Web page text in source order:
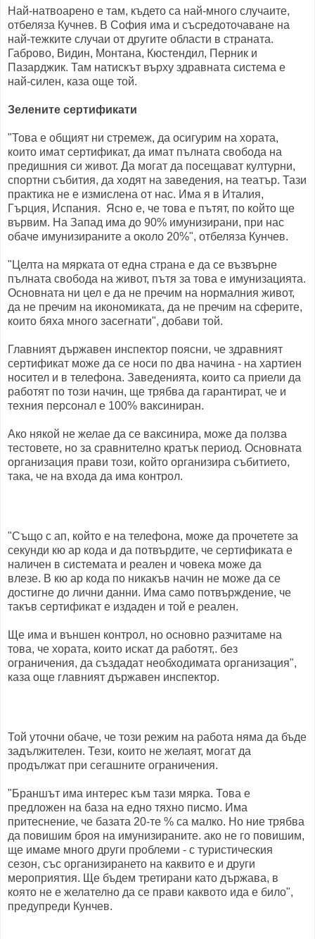
Най-натвоарено е там, където са най-много случаите,
отбеляза Кучнев. В София има и съсредоточаване на
най-тежките случаи от другите области в страната.
Габрово, Видин, Монтана, Кюстендил, Перник и
Пазарджик. Там натискът върху здравната система е
най-силен, каза още той.
Зелените сертификати
"Това е общият ни стремеж, да осигурим на хората,
които имат сертификат, да имат пълната свобода на
предишния си живот. Да могат да посещават културни,
спортни събития, да ходят на заведения, на театър. Тази
практика не е измислена от нас. Има я в Италия,
Гърция, Испания. Ясно е, че това е пътят, по който ще
вървим. На Запад има до 90% имунизирани, при нас
обаче имунизираните а около 20%", отбеляза Кунчев.
"Целта на мярката от една страна е да се възвърне
пълната свобода на живот, пътя за това е имунизацията.
Основната ни цел е да не пречим на нормалния живот,
да не пречим на икономиката, да не пречим на сферите,
които бяха много засегнати", добави той.
Главният държавен инспектор поясни, че здравният
сертификат може да се носи по два начина - на хартиен
носител и в телефона. Заведенията, които са приели да
работят по този начин, ще трябва да гарантират, че и
техния персонал е 100% ваксиниран.
Ако някой не желае да се ваксинира, може да ползва
тестовете, но за сравнително кратък период. Основната
организация прави този, който организира събитието,
така, че на входа да има контрол.
"Също с ап, който е на телефона, може да прочетете за
секунди кю ар кода и да потвърдите, че сертификата е
наличен в системата и реален и човека може да
влезе. В кю ар кода по никакъв начин не може да се
достигне до лични данни. Има само потвърждение, че
такъв сертификат е издаден и той е реален.
Ще има и външен контрол, но основно разчитаме на
това, че хората, които искат да работят,. без
ограничения, да създадат необходимата организация",
каза още главният държавен инспектор.
Той уточни обаче, че този режим на работа няма да бъде
задължителен. Тези, които не желаят, могат да
продължат при сегашните ограничения.
"Браншът има интерес към тази мярка. Това е
предложен на база на едно тяхно писмо. Има
притеснение, че базата 20-те % са малко. Но ние трябва
да повишим броя на имунизираните. ако не го повишим,
ще имаме много други проблеми - с туристическия
сезон, със организирането на каквито е и други
мероприятия. Ще бъдем третирани като държава, в
която не е желателно да се прави каквото ида е било",
предупреди Кунчев.